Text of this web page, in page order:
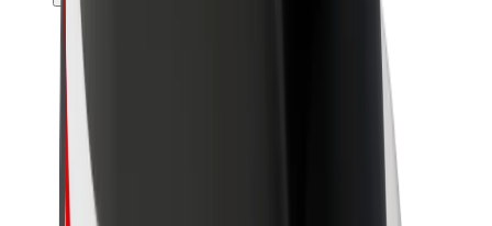
Xəbər otağı